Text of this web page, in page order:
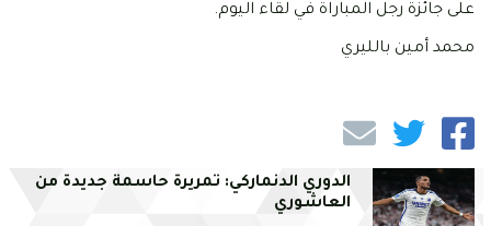
على جائزة رجل المباراة في لقاء اليوم.
محمد أمين بالليري
الدوري الدنماركي: تمريرة حاسمة جديدة من
العاشوري